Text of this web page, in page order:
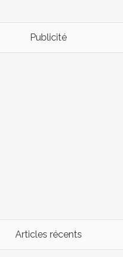
Publicité
Articles récents